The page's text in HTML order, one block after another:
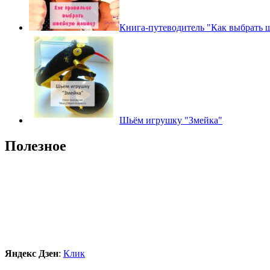
Книга-путеводитель "Как
Шьём игрушку "Змейка"
Полезное
Яндекс Дзен: Клик